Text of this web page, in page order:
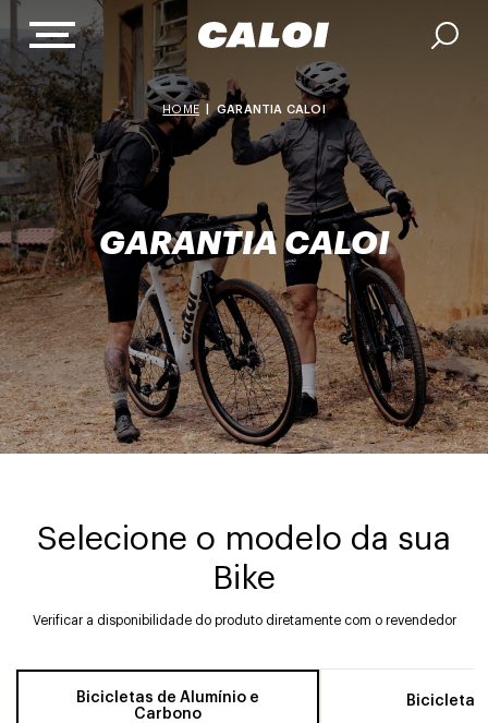
HOME |GARANTIA CALOI
GARANTIA CALOI
Selecione o modelo da sua
Bike
Verificar a disponibilidade do produto diretamente com o revendedor
Bicicletas de Alumínio e
Carbono
Bicicletas